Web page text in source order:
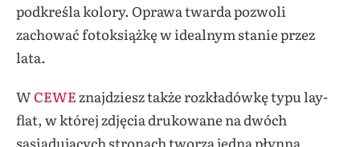
podkreśla kolory. Oprawa twarda pozwoli
zachować fotoksiążkę w idealnym stanie przez
lata.
WCEWEznajdziesz także rozkładówkę typu lay-
flat, w której zdjęcia drukowane na dwóch
sąsiadujących stronach tworzą jedną płynną